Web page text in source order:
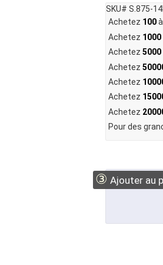
SKU# S.875-
Achetez 100à
Achetez 1000
Achetez 5000
Achetez
Achetez
Achetez
Achetez
Pour des
③ Ajouter au